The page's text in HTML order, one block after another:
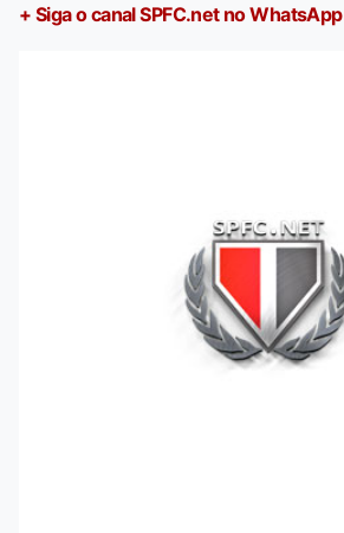
+ Siga o canal SPFC.net no WhatsApp